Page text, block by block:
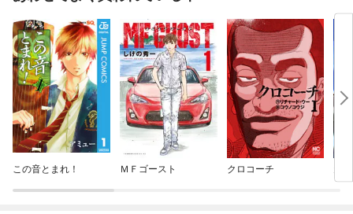
この音とまれ！ ＭＦゴースト クロコーチ